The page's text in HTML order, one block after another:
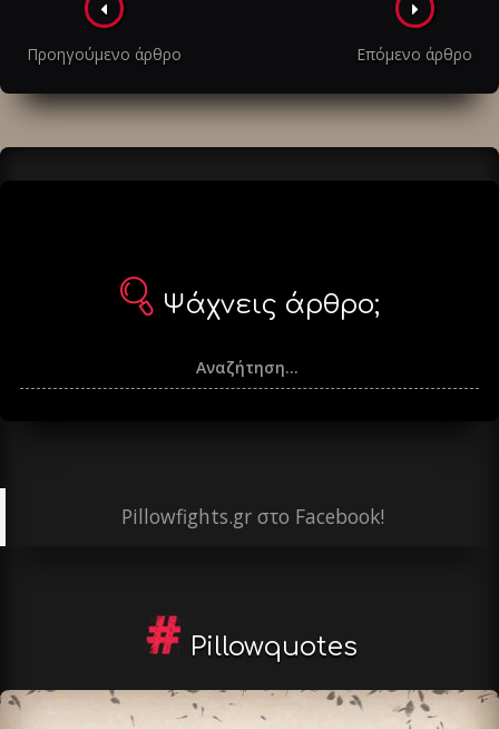
Πλοήγηση
στα
άρθρα
Προηγούμενο άρθρο Επόμενο άρθρο
Ψάχνεις άρθρο;
Pillowfights.gr στο Facebook!
Pillowquotes